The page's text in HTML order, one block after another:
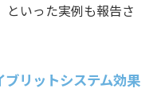
といった実例も報告さ
リットシステム効果